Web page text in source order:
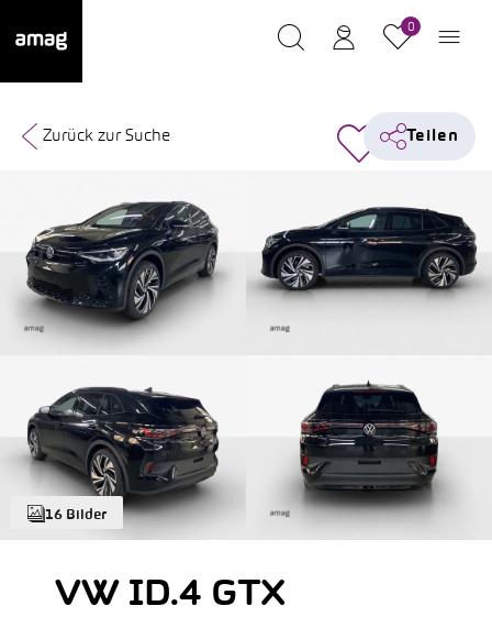
0
16 Bilder
Zurück zur Suche Teilen
VW ID.4 GTX